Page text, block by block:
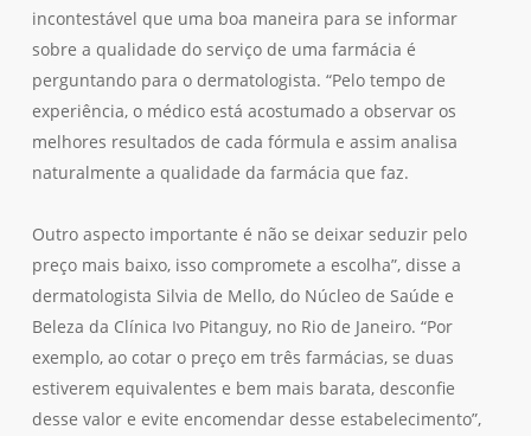
incontestável que uma boa maneira para se informar
sobre a qualidade do serviço de uma farmácia é
perguntando para o dermatologista. “Pelo tempo de
experiência, o médico está acostumado a observar os
melhores resultados de cada fórmula e assim analisa
naturalmente a qualidade da farmácia que faz.
Outro aspecto importante é não se deixar seduzir pelo
preço mais baixo, isso compromete a escolha”, disse a
dermatologista Silvia de Mello, do Núcleo de Saúde e
Beleza da Clínica Ivo Pitanguy, no Rio de Janeiro. “Por
exemplo, ao cotar o preço em três farmácias, se duas
estiverem equivalentes e bem mais barata, desconfie
desse valor e evite encomendar desse estabelecimento”,